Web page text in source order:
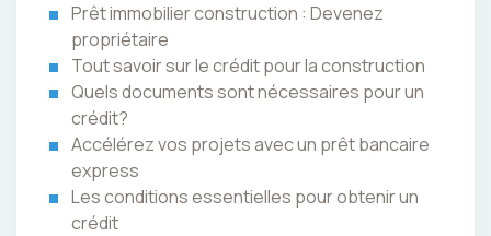
Prêt immobilier construction : Devenez
propriétaire
Tout savoir sur le crédit pour la construction
Quels documents sont nécessaires pour un
crédit?
Accélérez vos projets avec un prêt bancaire
express
Les conditions essentielles pour obtenir un
crédit